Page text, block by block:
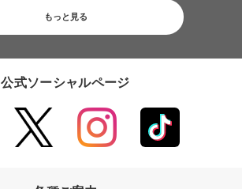
もっと見る
公式ソーシャルページ